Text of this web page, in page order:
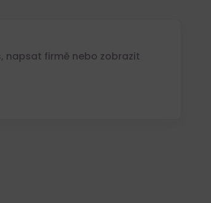
napsat firmě nebo zobrazit